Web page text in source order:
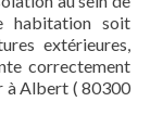
habitation soit
extérieures,
correctement
à Albert ( 80300